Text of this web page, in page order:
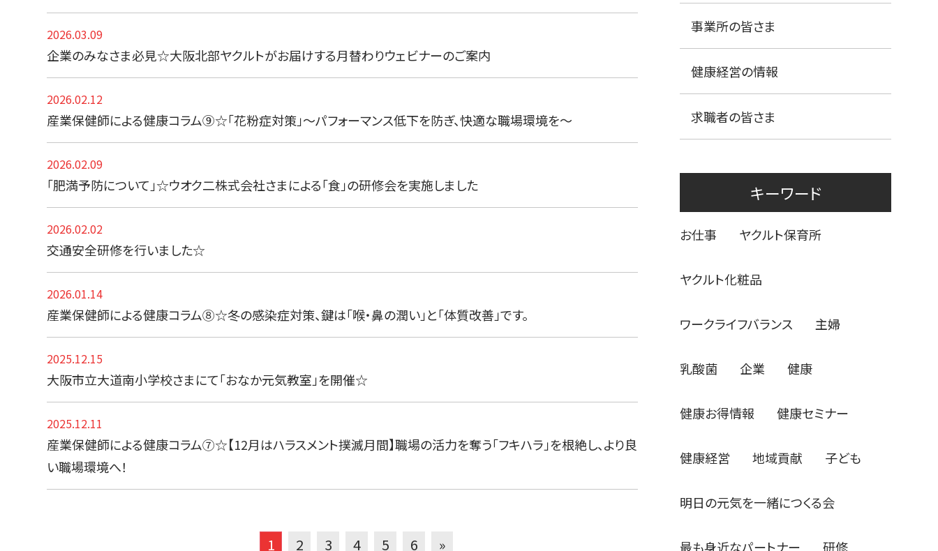
2026.03.09
企業のみなさま必見☆大阪北部ヤクルトがお届けする月替わりウェビナーのご案内
2026.02.12
産業保健師による健康コラム⑨☆「花粉症対策」〜パフォーマンス低下を防ぎ、快適な職場環境を〜
2026.02.09
「肥満予防について」☆ウオク二株式会社さまによる「食」の研修会を実施しました
2026.02.02
交通安全研修を行いました☆
2026.01.14
産業保健師による健康コラム⑧☆冬の感染症対策、鍵は「喉・鼻の潤い」と「体質改善」です。
2025.12.15
大阪市立大道南小学校さまにて「おなか元気教室」を開催☆
2025.12.11
産業保健師による健康コラム⑦☆【12月はハラスメント撲滅月間】職場の活力を奪う「フキハラ」を根絶し、より良
い職場環境へ！
1 2 3 4 5 6 »
事業所の皆さま
健康経営の情報
求職者の皆さま
キーワード
お仕事 ヤクルト保育所
ヤクルト化粧品
ワークライフバランス 主婦
乳酸菌 企業 健康
健康お得情報 健康セミナー
健康経営 地域貢献 子ども
明日の元気を一緒につくる会
最も身近なパートナー 研修